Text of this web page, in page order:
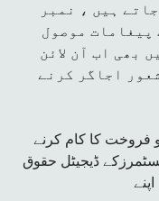
ہیں ، نمبر
پیغامات موصول
بھی اب آن لائن
اجاگر کرنے
فروخت کا کام کرنے
ڈیجیٹل حقوق